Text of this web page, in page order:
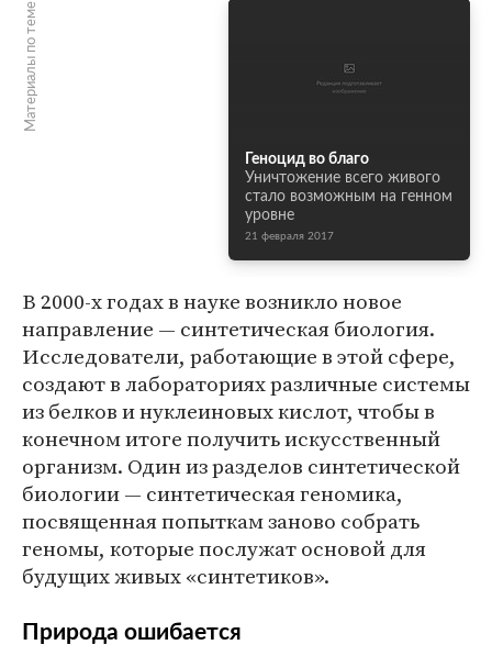
Материалы по теме
Геноцид во благо
Уничтожение всего живого
стало возможным на генном
уровне
21 февраля 2017
В 2000-х годах в науке возникло новое
направление — синтетическая биология.
Исследователи, работающие в этой сфере,
создают в лабораториях различные системы
из белков и нуклеиновых кислот, чтобы в
конечном итоге получить искусственный
организм. Один из разделов синтетической
биологии — синтетическая геномика,
посвященная попыткам заново собрать
геномы, которые послужат основой для
будущих живых «синтетиков».
Природа ошибается